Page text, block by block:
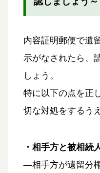
内容証明郵便で遺
示がなされたら、
しょう。
特に以下の点を正
切な対処をするう
・相手方と被相続
―相手方が遺留分